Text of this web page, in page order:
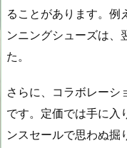
ることがあります。例
ンニングシューズは、
た。
さらに、コラボレーシ
です。定価では手に入
ンスセールで思わぬ掘